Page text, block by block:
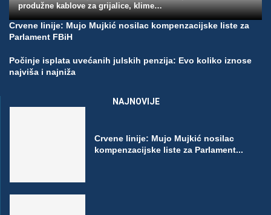
produžne kablove za grijalice, klime…
Crvene linije: Mujo Mujkić nosilac kompenzacijske liste za
Parlament FBiH
Počinje isplata uvećanih julskih penzija: Evo koliko iznose
najviša i najniža
NAJNOVIJE
Crvene linije: Mujo Mujkić nosilac
kompenzacijske liste za Parlament...